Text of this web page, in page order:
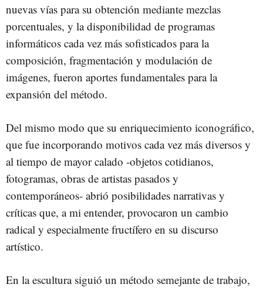
nuevas vías para su obtención mediante mezclas
porcentuales, y la disponibilidad de programas
informáticos cada vez más sofisticados para la
composición, fragmentación y modulación de
imágenes, fueron aportes fundamentales para la
expansión del método.
Del mismo modo que su enriquecimiento iconográfico,
que fue incorporando motivos cada vez más diversos y
al tiempo de mayor calado -objetos cotidianos,
fotogramas, obras de artistas pasados y
contemporáneos- abrió posibilidades narrativas y
críticas que, a mi entender, provocaron un cambio
radical y especialmente fructífero en su discurso
artístico.
En la escultura siguió un método semejante de trabajo,